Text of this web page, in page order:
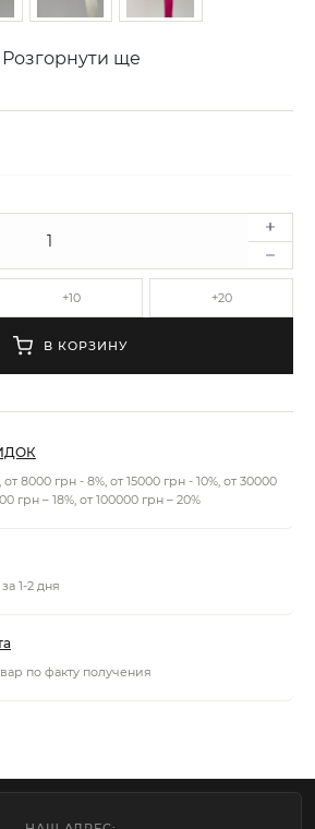
Розгорнути ще
+10 +20
В КОРЗИНУ
8000 грн - 8%, от 15000 грн - 10%, от 30000
грн – 18%, от 100000 грн – 20%
1-2 дня
по факту получения